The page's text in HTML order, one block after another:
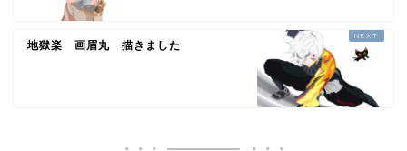
地獄楽 画眉丸 描きました